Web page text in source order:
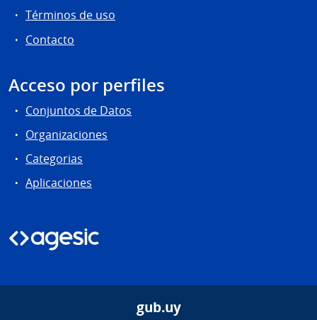
Términos de uso
Contacto
Acceso por perfiles
Conjuntos de Datos
Organizaciones
Categorias
Aplicaciones
gub.uy